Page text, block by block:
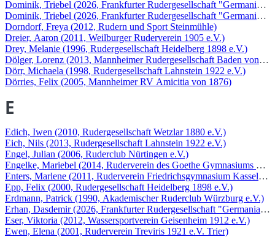
Dominik, Triebel (2026, Frankfurter Rudergesellschaft "Germania"
Dominik, Triebel (2026, Frankfurter Rudergesellschaft "Germania"
Dorndorf, Freya (2012, Rudern und Sport Steinmühle)
Dreier, Aaron (2011, Weilburger Ruderverein 1905 e.V.)
Drey, Melanie (1996, Rudergesellschaft Heidelberg 1898 e.V.)
Dölger, Lorenz (2013, Mannheimer Rudergesellschaft Baden von
Dörr, Michaela (1998, Rudergesellschaft Lahnstein 1922 e.V.)
Dörries, Felix (2005, Mannheimer RV Amicitia von 1876)
E
Edich, Iwen (2010, Rudergesellschaft Wetzlar 1880 e.V.)
Eich, Nils (2013, Rudergesellschaft Lahnstein 1922 e.V.)
Engel, Julian (2006, Ruderclub Nürtingen e.V.)
Engelke, Mariebel (2014, Ruderverein des Goethe Gymnasiums
Enters, Marlene (2011, Ruderverein Friedrichsgymnasium Kassel
Epp, Felix (2000, Rudergesellschaft Heidelberg 1898 e.V.)
Erdmann, Patrick (1990, Akademischer Ruderclub Würzburg e.V.)
Erhan, Dasdemir (2026, Frankfurter Rudergesellschaft "Germania"
Eser, Viktoria (2012, Wassersportverein Geisenheim 1912 e.V.)
Ewen, Elena (2001, Ruderverein Treviris 1921 e.V. Trier)